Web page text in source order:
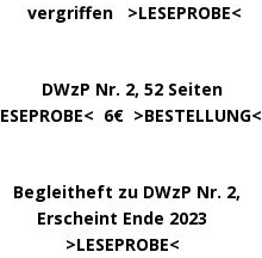
>LESEPROBE<
Nr. 2, 52 Seiten
< 6€ >BESTELLUNG<
Begleitheft zu DWzP Nr. 2,
Erscheint Ende 2023
>LESEPROBE<